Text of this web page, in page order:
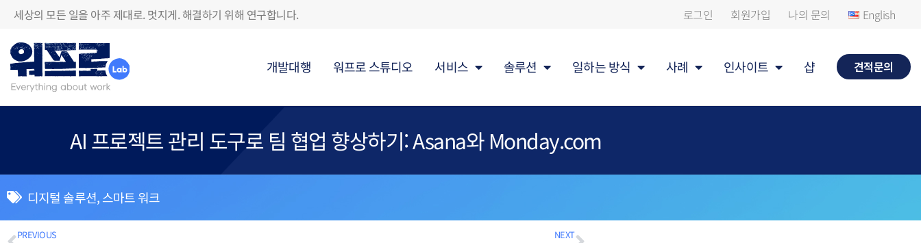
세상의 모든 일을 아주 제대로. 멋지게. 해결하기 위해 연구합니다. 로그인 회원가입 나의 문의 English
개발대행 워프로 스튜디오 서비스 솔루션 일하는 방식 사례 인사이트 샵 견적문의
AI 프로젝트 관리 도구로 팀 협업 향상하기: Asana와 Monday.com
디지털 솔루션,스마트 워크
PREVIOUS NEXT